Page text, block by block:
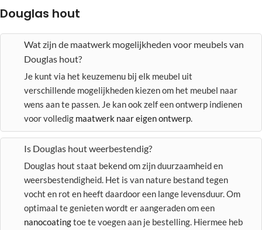
Douglas hout
Wat zijn de maatwerk mogelijkheden voor meubels van
Douglas hout?
Je kunt via het keuzemenu bij elk meubel uit
verschillende mogelijkheden kiezen om het meubel naar
wens aan te passen. Je kan ook zelf een ontwerp indienen
voor volledig maatwerk naar eigen ontwerp.
Is Douglas hout weerbestendig?
Douglas hout staat bekend om zijn duurzaamheid en
weersbestendigheid. Het is van nature bestand tegen
vocht en rot en heeft daardoor een lange levensduur. Om
optimaal te genieten wordt er aangeraden om een
nanocoatingtoe te voegen aan je bestelling. Hiermee heb